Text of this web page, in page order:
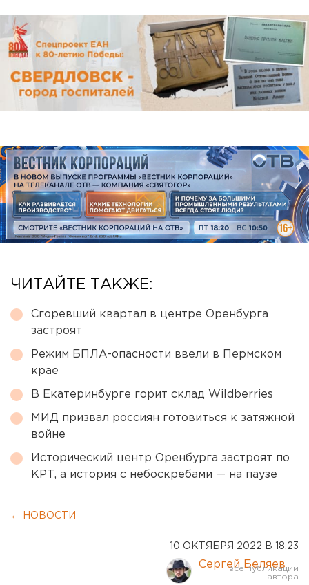
ЧИТАЙТЕ ТАКЖЕ:
Сгоревший квартал в центре Оренбурга
застроят
Режим БПЛА-опасности ввели в Пермском
крае
В Екатеринбурге горит склад Wildberries
МИД призвал россиян готовиться к затяжной
войне
Исторический центр Оренбурга застроят по
КРТ, а история с небоскребами — на паузе
← НОВОСТИ
10 ОКТЯБРЯ 2022 В 18:23
Сергей Беляев